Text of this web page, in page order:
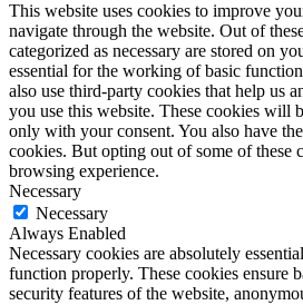
This website uses cookies to improve
navigate through the website. Out of
categorized as necessary are stored on
essential for the working of basic
also use third-party cookies that help us
you use this website. These cookies will
only with your consent. You also have
cookies. But opting out of some of these
browsing experience.
Necessary
Necessary
Always Enabled
Necessary cookies are absolutely
function properly. These cookies ensure
security features of the website,